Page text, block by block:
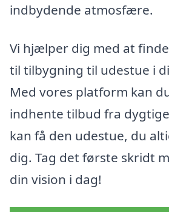
indbydende atmosfære.
Vi hjælper dig med at
til tilbygning til udestue i
Med vores platform kan
indhente tilbud fra
kan få den udestue, du
dig. Tag det første skridt
din vision i dag!